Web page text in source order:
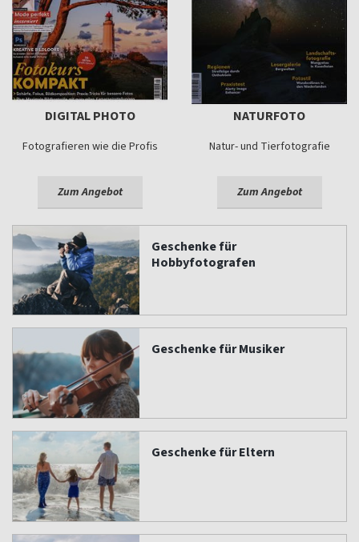
DIGITAL PHOTO
Fotografieren wie die Profis
Zum Angebot
NATURFOTO
Natur- und Tierfotografie
Zum Angebot
Geschenke für
Hobbyfotografen
Geschenke für Musiker
Geschenke für Eltern